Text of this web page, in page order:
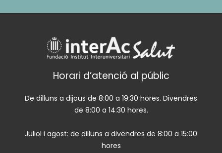
Horari d’atenció al públic
De dilluns a dijous de 8:00 a 19:30 hores. Divendres
de 8:00 a 14:30 hores.
Juliol i agost: de dilluns a divendres de 8:00 a 15:00
hores